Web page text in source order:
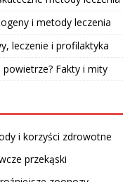
i metody leczenia
leczenie i profilaktyka
Fakty i mity
i korzyści zdrowotne
przekąski